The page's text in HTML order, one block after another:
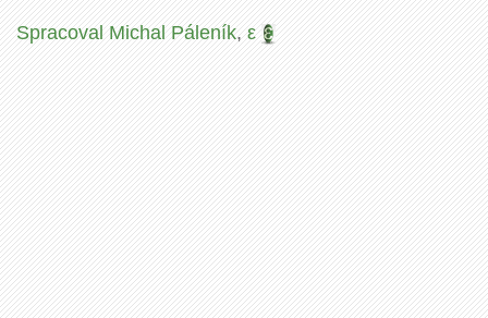
Spracoval Michal Páleník,ε